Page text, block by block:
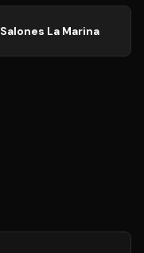
Salones La Marina